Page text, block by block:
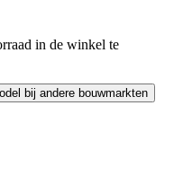
in de winkel te
bij andere bouwmarkten